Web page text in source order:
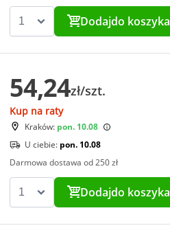
Dodajdo koszyka
54,24zł/szt.
Kup na raty
Kraków: pon. 10.08
U ciebie: pon. 10.08
Darmowa dostawa od 250 zł
Dodajdo koszyka